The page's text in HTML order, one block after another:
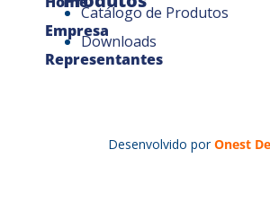
Empresa
Representantes
Catálogo de Produtos
Downloads
Desenvolvido por Onest